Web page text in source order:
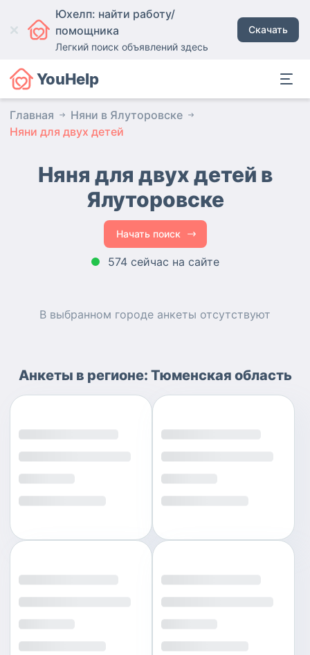
Юхелп: найти работу/
помощника
Легкий поиск объявлений здесь
Скачать
YouHelp
Главная
Няни в Ялуторовске
Няни для двух детей
Няня для двух детей в
Ялуторовске
Начать поиск
574 сейчас на сайте
В выбранном городе анкеты отсутствуют
Анкеты в регионе: Тюменская область